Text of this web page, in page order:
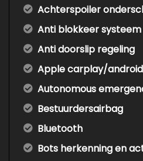
Achterspoiler
Anti blokkeer systeem
Anti doorslip regeling
Apple carplay/
Autonomous
Bestuurdersairbag
Bluetooth
Bots herkenning en